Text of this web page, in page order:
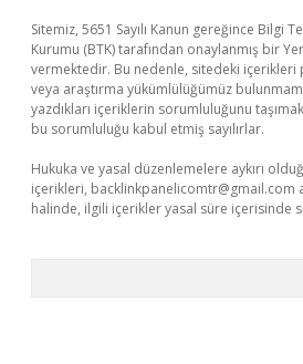
Sitemiz, 5651 Sayılı Kanun gereğince Bilgi
Kurumu (BTK) tarafından onaylanmış bir
vermektedir. Bu nedenle, sitedeki
veya araştırma yükümlülüğümüz
yazdıkları içeriklerin sorumluluğunu
bu sorumluluğu kabul etmiş sayılırlar.
Hukuka ve yasal düzenlemelere aykırı
içerikleri, backlinkpanelicomtr@gmail.com
halinde, ilgili içerikler yasal süre içerisinde